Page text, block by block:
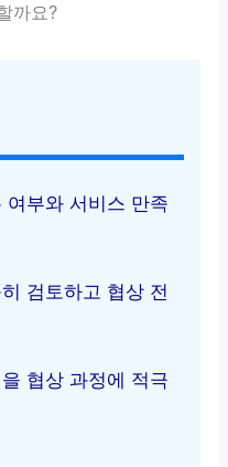
까요?
여부와 서비스 만족
검토하고 협상 전
협상 과정에 적극